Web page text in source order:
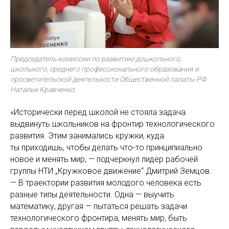
Председатель комиссии по развитию дошкольного,
школьного, среднего профессионального образования и
просветительской деятельности Общественной палаты РФ
Наталья Кравченко
«Исторически перед школой не стояла задача
выдвинуть школьников на фронтир технологического
развития. Этим занимались кружки, куда
ты приходишь, чтобы делать что-то принципиально
новое и менять мир, — подчеркнул лидер рабочей
группы НТИ „Кружковое движение“ Дмитрий Земцов.
— В траектории развития молодого человека есть
разные типы деятельности. Одна — выучить
математику, другая — пытаться решать задачи
технологического фронтира, менять мир, быть